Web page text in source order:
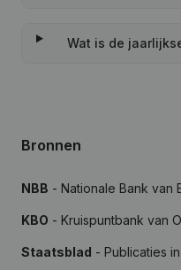
Wat is de
Bronnen
NBB - Nationale Bank van
KBO - Kruispuntbank van
Staatsblad - Publicaties